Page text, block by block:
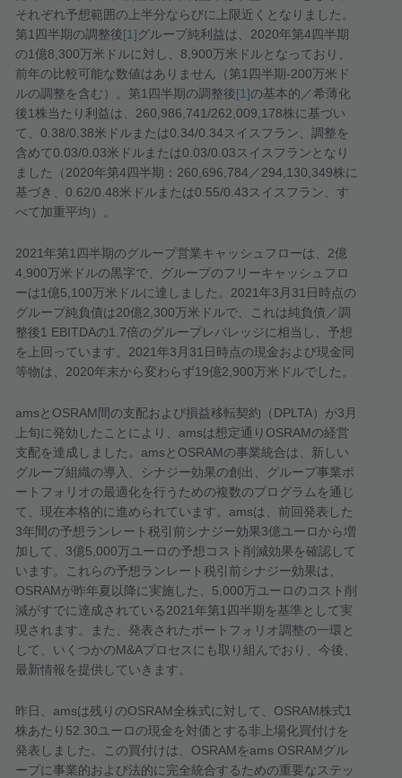
それぞれ予想範囲の上半分ならびに上限近くとなりました。
第1 四半期の調整後[1]グループ純利益は、 2020年第4四半期
の1億8,300万米ドルに対し、 8,900万米ドルとなっており、
前年の比較可能な数値はありません（第1 四半期-200万米ド
ルの調整を含む）。第1 四半期の調整後[1]の基本的／希薄化
後1株当たり利益は、 260,986,741/262,009,178株に基づい
て、 0.38/0.38米ドルまたは0.34/0.34スイスフラン、調整を
含めて0.03/0.03米ドルまたは0.03/0.03スイスフランとなり
ました（2020年第4四半期： 260,696,784 ／294,130,349株に
基づき、 0.62/0.48米ドルまたは0.55/0.43スイスフラン、す
べて加重平均）。
2021年第1 四半期のグループ営業キャッシュフローは、 2億
4,900万米ドルの黒字で、グループのフリーキャッシュフロ
ーは1億5,100万米ドルに達しました。 2021年3 月 31 日時点の
グループ純負債は20億2,300万米ドルで、これは純負債／調
整後1 EBITDAの1.7倍のグループレバレッジに相当し、予想
を上回っています。 2021年3 月 31 日時点の現金および現金同
等物は、 2020年末から変わらず19億2,900万米ドルでした。
amsと OSRAM間の支配および損益移転契約（DPLTA）が3 月
上旬に発効したことにより、 amsは想定通り OSRAMの経営
支配を達成しました。 amsと OSRAMの事業統合は、新しい
グループ組織の導入、シナジー効果の創出、グループ事業ポ
ートフォリオの最適化を行うための複数のプログラムを通じ
て、現在本格的に進められています。 amsは、前回発表した
3年間の予想ランレート税引前シナジー効果3億ユーロから増
加して、 3億5,000万ユーロの予想コスト削減効果を確認して
います。これらの予想ランレート税引前シナジー効果は、
OSRAMが昨年夏以降に実施した、 5,000万ユーロのコスト削
減がすでに達成されている2021年第1 四半期を基準として実
現されます。また、発表されたポートフォリオ調整の一環と
して、いくつかのM&Aプロセスにも取り組んでおり、今後、
最新情報を提供していきます。
昨日、 amsは残りのOSRAM全株式に対して、 OSRAM株式1
株あたり 52.30 ユーロの現金を対価とする非上場化買付けを
発表しました。この買付けは、 OSRAMをams OSRAMグル
ープに事業的および法的に完全統合するための重要なステッ